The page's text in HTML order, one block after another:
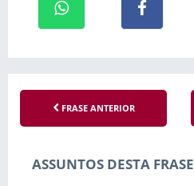
FRASE ANTERIOR
ASSUNTOS DESTA FRASE